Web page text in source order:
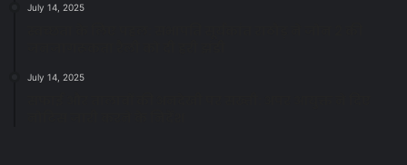
July 14, 2025
July 14, 2025